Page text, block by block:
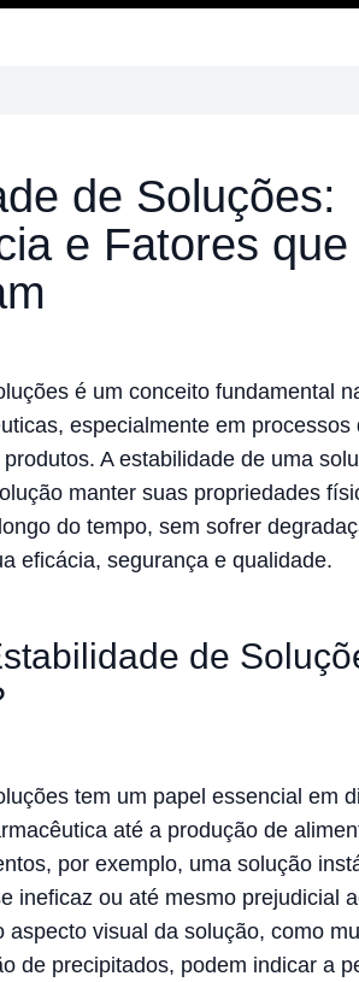
de Soluções:
e Fatores que
é um conceito fundamental
especialmente em processos
A estabilidade de uma
manter suas propriedades
do tempo, sem sofrer
eficácia, segurança e qualidade.
de
tem um papel essencial em
até a produção de
por exemplo, uma solução
ineficaz ou até mesmo prejudicial
aspecto visual da solução, como
de precipitados, podem indicar a